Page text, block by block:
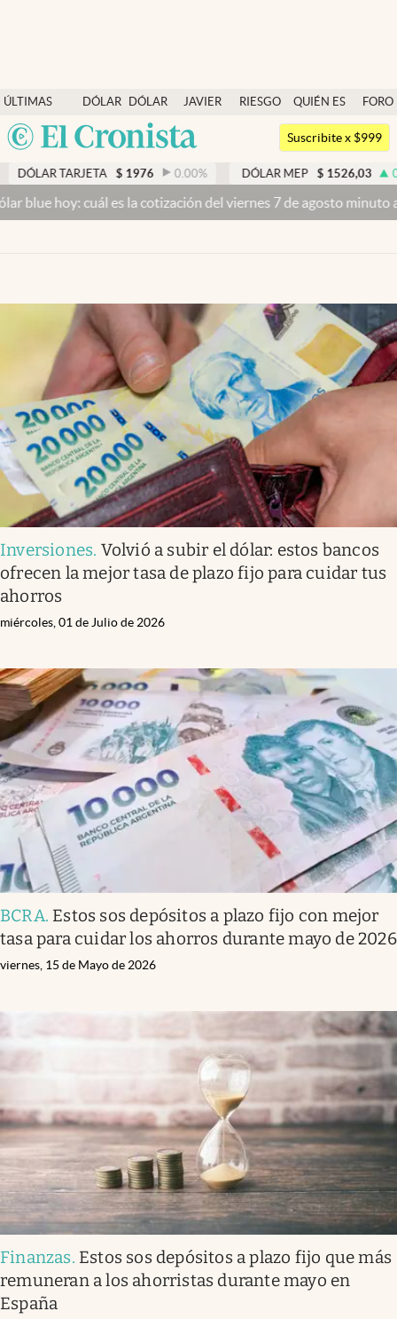
ÚLTIMAS
NOTICIAS
DÓLAR
DÓLAR
BLUE
JAVIER
RIESGO
QUIÉN ES
QUIÉN
FORO
Argentina
México
Dólar
Members
Economía y Política
Finanzas y Mercados
Columnistas
Otras secciones
Apertura
Infotechnology
Clase
Clima
Mundial 2026
Eventos Corporativos
El Cronista Studio
Suscribite x $999
$ 1976 0.00 % DÓLAR MEP 1526,03 0.43%
es la cotización del viernes 7 de agosto minuto a minutoDólar
Inversiones. Volvió a subir el dólar: estos bancos
ofrecen la mejor tasa de plazo fijo para cuidar tus
ahorros
miércoles, 01 de Julio de 2026
BCRA. Estos sos depósitos a plazo fijo con mejor
tasa para cuidar los ahorros durante mayo de 2026
viernes, 15 de Mayo de 2026
Finanzas. Estos sos depósitos a plazo fijo que más
remuneran a los ahorristas durante mayo en
España